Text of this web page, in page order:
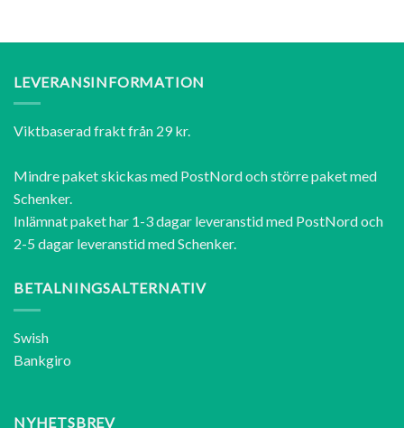
LEVERANSINFORMATION
Viktbaserad frakt från 29 kr.
Mindre paket skickas med PostNord och större paket med
Schenker.
Inlämnat paket har 1-3 dagar leveranstid med PostNord och
2-5 dagar leveranstid med Schenker.
BETALNINGSALTERNATIV
Swish
Bankgiro
NYHETSBREV